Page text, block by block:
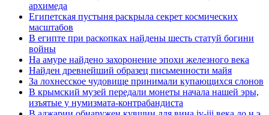
архимеда
Египетская пустыня раскрыла секрет космических
масштабов
В египте при раскопках найдены шесть статуй богини
войны
На амуре найдено захоронение эпохи железного века
Найден древнейший образец письменности майя
За лохнесское чудовище принимали купающихся слонов
В крымский музей передали монеты начала нашей эры,
изъятые у нумизмата-контрабандиста